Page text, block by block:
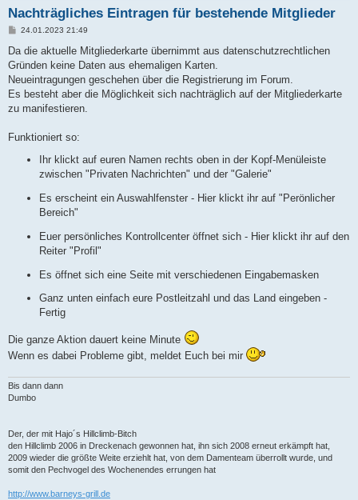
Nachträgliches Eintragen für bestehende Mitglieder
B
i
r
a
24.01.2023 21:49
Da die aktuelle Mitgliederkarte übernimmt aus datenschutzrechtlichen
Gründen keine Daten aus ehemaligen Karten.
Neueintragungen geschehen über die Registrierung im Forum.
Es besteht aber die Möglichkeit sich nachträglich auf der Mitgliederkarte
zu manifestieren.
Funktioniert so:
Ihr klickt auf euren Namen rechts oben in der Kopf-Menüleiste
zwischen "Privaten Nachrichten" und der "Galerie"
Es erscheint ein Auswahlfenster - Hier klickt ihr auf "Perönlicher
Bereich"
Euer persönliches Kontrollcenter öffnet sich - Hier klickt ihr auf den
Reiter "Profil"
Es öffnet sich eine Seite mit verschiedenen Eingabemasken
Ganz unten einfach eure Postleitzahl und das Land eingeben -
Fertig
Die ganze Aktion dauert keine Minute
Wenn es dabei Probleme gibt, meldet Euch bei mir
Bis dann dann
Dumbo
Der, der mit Hajo´s Hillclimb-Bitch
den Hillclimb 2006 in Dreckenach gewonnen hat, ihn sich 2008 erneut erkämpft hat,
2009 wieder die größte Weite erziehlt hat, von dem Damenteam überrollt wurde, und
somit den Pechvogel des Wochenendes errungen hat
http://www.barneys-grill.de